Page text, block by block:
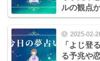
ルの観点
2025-02-
「よじ登
る予兆や